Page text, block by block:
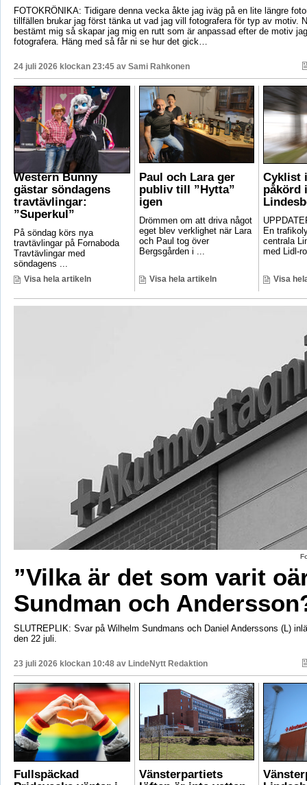
FOTOKRÖNIKA: Tidigare denna vecka åkte jag iväg på en lite längre
tillfällen brukar jag först tänka ut vad jag vill fotografera för typ av motiv.
bestämt mig så skapar jag mig en rutt som är anpassad efter de motiv
fotografera. Häng med så får ni se hur det gick…
24 juli 2026 klockan 23:45 av Sami Rahkonen
Western Bunny
gästar söndagens
travtävlingar:
”Superkul”
På söndag körs nya
travtävlingar på Fornaboda
Travtävlingar med
söndagens ...
Visa hela artikeln
Paul och Lara ger
publiv till ”Hytta”
igen
Drömmen om att driva något
eget blev verklighet när Lara
och Paul tog över
Bergsgården i ...
Visa hela artikeln
Cyklist
påkörd
En
centrala
med Lidl-
Visa
”Vilka är det som varit
Sundman och
SLUTREPLIK: Svar på Wilhelm Sundmans och Daniel Anderssons (L)
den 22 juli.
23 juli 2026 klockan 10:48 av LindeNytt Redaktion
Fullspäckad
Vänsterpartiets